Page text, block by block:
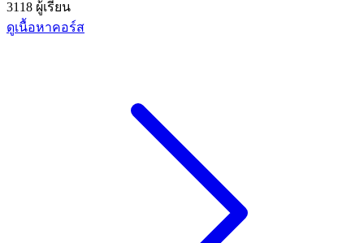
3118 ผู้เรียน
ดูเนื้อหาคอร์ส